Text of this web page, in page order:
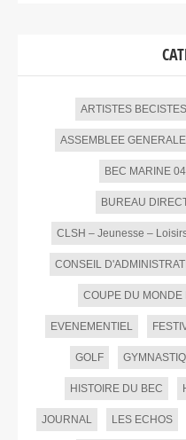
ARTISTES BECISTES
ASSEMBLEE GENERALE
BEC MARINE
BUREAU
CLSH – Jeunesse –
CONSEIL
COUPE DU MONDE
EVENEMENTIEL
GOLF
HISTOIRE DU BEC
JOURNAL LES ECHOS